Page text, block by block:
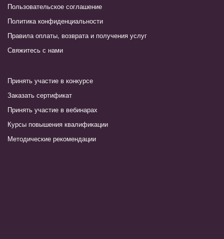
Пользовательское соглашение
Политика конфиденциальности
Правила оплаты, возврата и получения услуг
Свяжитесь с нами
Принять участие в конкурсе
Заказать сертификат
Принять участие в вебинарах
Курсы повышения квалификации
Методические рекомендации